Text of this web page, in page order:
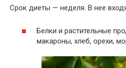
Срок диеты — неделя. В нее
Белки и растительные
макароны, хлеб, орехи,